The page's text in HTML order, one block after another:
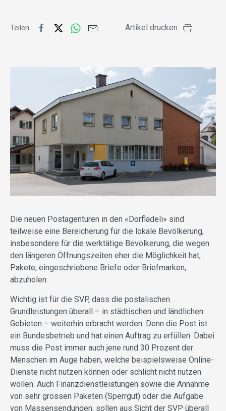
Teilen Artikel drucken
Die neuen Postagenturen in den «Dorflädeli» sind
teilweise eine Bereicherung für die lokale Bevölkerung,
insbesondere für die werktätige Bevölkerung, die wegen
den längeren Öffnungszeiten eher die Möglichkeit hat,
Pakete, eingeschriebene Briefe oder Briefmarken,
abzuholen.
Wichtig ist für die SVP, dass die postalischen
Grundleistungen überall – in städtischen und ländlichen
Gebieten – weiterhin erbracht werden. Denn die Post ist
ein Bundesbetrieb und hat einen Auftrag zu erfüllen. Dabei
muss die Post immer auch jene rund 30 Prozent der
Menschen im Auge haben, welche beispielsweise Online-
Dienste nicht nutzen können oder schlicht nicht nutzen
wollen. Auch Finanzdienstleistungen sowie die Annahme
von sehr grossen Paketen (Sperrgut) oder die Aufgabe
von Massensendungen, sollen aus Sicht der SVP überall